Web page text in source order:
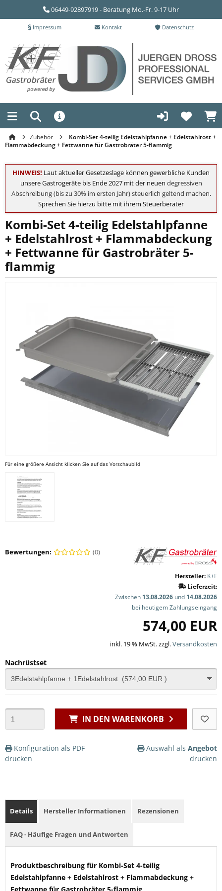
06449-92897919 - Beratung Mo.-Fr. 9-17 Uhr
Impressum Kontakt Datenschutz
Zubehör
Kombi-Set 4-teilig Edelstahlpfanne + Edelstahlrost +
Flammabdeckung + Fettwanne für Gastrobräter 5-flammig
HINWEIS! Laut aktueller Gesetzeslage können gewerbliche Kunden
unsere Gastrogeräte bis Ende 2027 mit der neuen degressiven
Abschreibung (bis zu 30% im ersten Jahr) steuerlich geltend machen.
Sprechen Sie hierzu bitte mit ihrem Steuerberater
Kombi-Set 4-teilig Edelstahlpfanne
+ Edelstahlrost + Flammabdeckung
+ Fettwanne für Gastrobräter 5-
flammig
Für eine größere Ansicht klicken Sie auf das Vorschaubild
Bewertungen: (0)
Hersteller: K+F
Lieferzeit:
Zwischen 13.08.2026 und 14.08.2026
bei heutigem Zahlungseingang
574,00 EUR
inkl. 19 % MwSt. zzgl.Versandkosten
Nachrüstset
IN DEN WARENKORB
Konfiguration als PDF
drucken
Auswahl als Angebot
drucken
Details Hersteller Informationen Rezensionen
FAQ - Häufige Fragen und Antworten
Produktbeschreibung für Kombi-Set 4-teilig
Edelstahlpfanne + Edelstahlrost + Flammabdeckung +